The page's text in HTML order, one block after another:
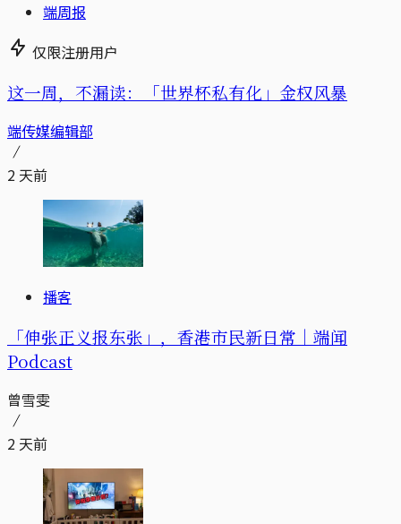
端周报
仅限注册用户
这一周，不漏读：「世界杯私有化」金权风暴
端传媒编辑部
2 天前
播客
「伸张正义报东张」，香港市民新日常｜端闻
Podcast
曾雪雯
2 天前